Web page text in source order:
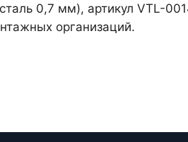
0,7 мм), артикул VTL-
организаций.